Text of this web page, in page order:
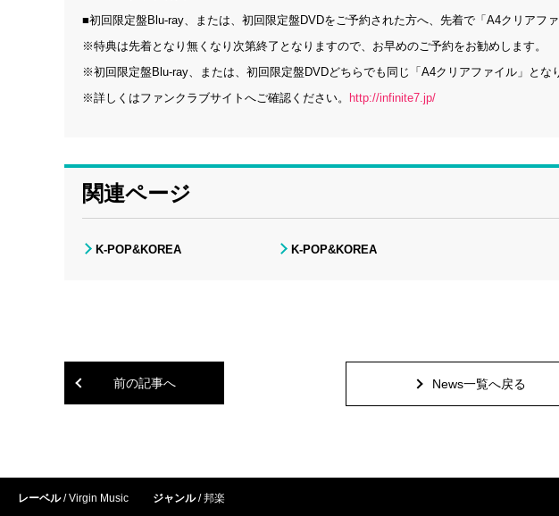
■初回限定盤Blu-ray、または、初回限定盤DVDをご予約された方へ、先着で「A4クリアフ
※特典は先着となり無くなり次第終了となりますので、お早めのご予約をお勧めします。
※初回限定盤Blu-ray、または、初回限定盤DVDどちらでも同じ「A4クリアファイル」とな
※詳しくはファンクラブサイトへご確認ください。
http://infinite7.jp/
関連ページ
K-POP&KOREA K-POP&KOREA
前の記事へ News一覧へ戻る
レーベル Virgin Music ジャンル 邦楽